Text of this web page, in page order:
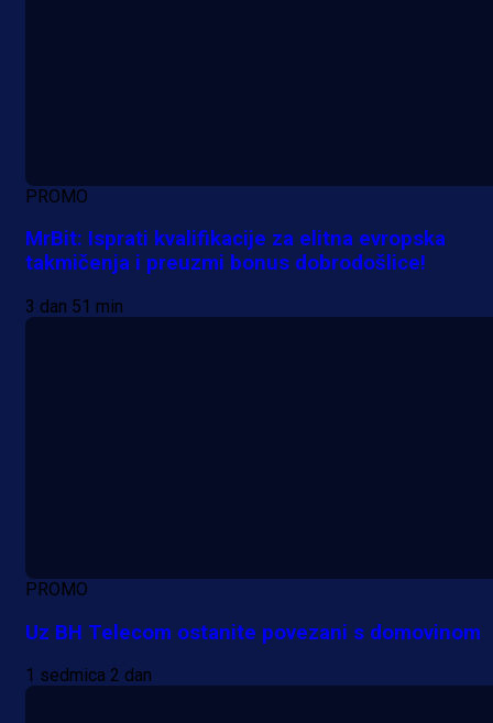
PROMO
MrBit: Isprati kvalifikacije za elitna evropska
takmičenja i preuzmi bonus dobrodošlice!
3 dan 51 min
PROMO
Uz BH Telecom ostanite povezani s domovinom
1 sedmica 2 dan